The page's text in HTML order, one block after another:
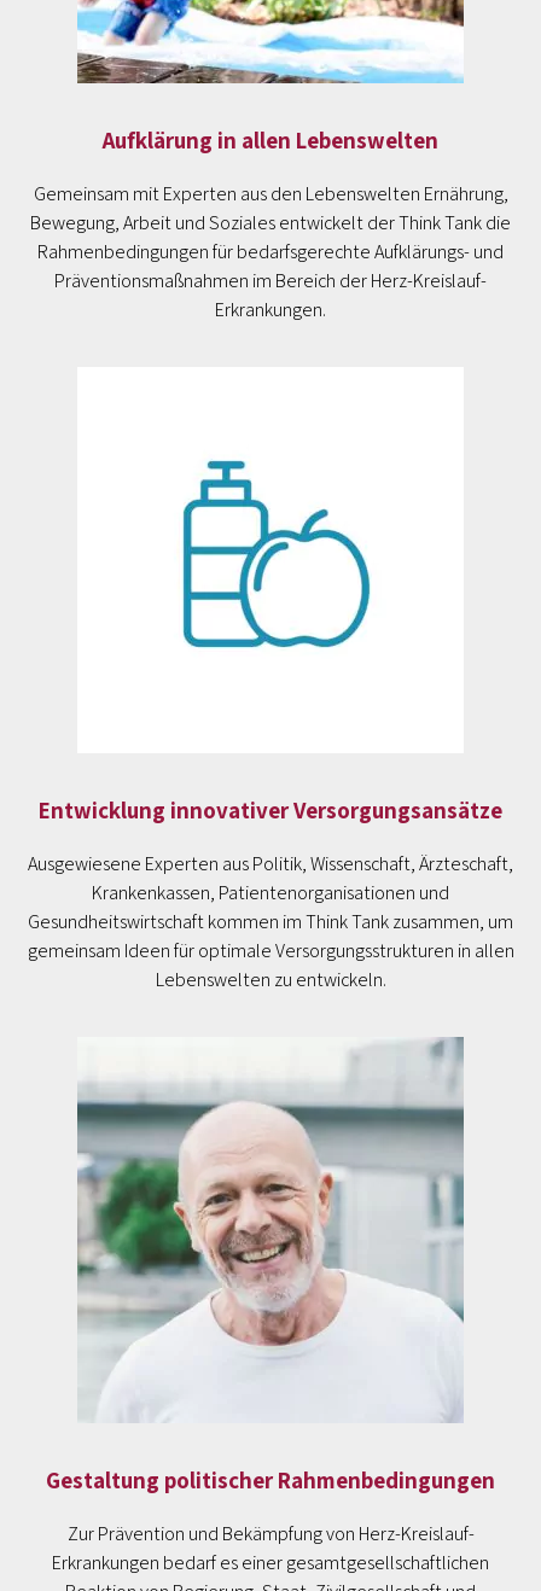
Aufklärung in allen Lebenswelten
Gemeinsam mit Experten aus den Lebenswelten Ernährung,
Bewegung, Arbeit und Soziales entwickelt der Think Tank die
Rahmenbedingungen für bedarfsgerechte Aufklärungs- und
Präventionsmaßnahmen im Bereich der Herz-Kreislauf-
Erkrankungen.
Entwicklung innovativer Versorgungsansätze
Ausgewiesene Experten aus Politik, Wissenschaft, Ärzteschaft,
Krankenkassen, Patientenorganisationen und
Gesundheitswirtschaft kommen im Think Tank zusammen, um
gemeinsam Ideen für optimale Versorgungsstrukturen in allen
Lebenswelten zu entwickeln.
Gestaltung politischer Rahmenbedingungen
Zur Prävention und Bekämpfung von Herz-Kreislauf-
Erkrankungen bedarf es einer gesamtgesellschaftlichen